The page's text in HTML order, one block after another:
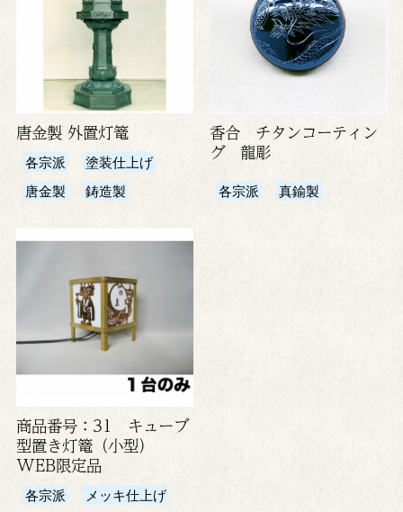
唐金製 外置灯篭
各宗派
塗装仕上げ
唐金製
鋳造製
香合 チタンコーティン
グ 龍彫
各宗派 真鍮製
商品番号：31 キューブ
型置き灯篭（小型）
WEB限定品
各宗派
メッキ仕上げ